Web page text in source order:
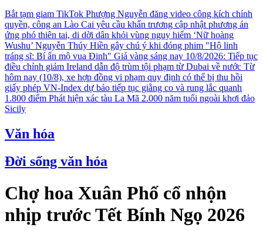
Bắt tạm giam TikTok Phượng Nguyễn đăng video công kích chính
quyền, công an Lào Cai yêu cầu khẩn trương cập nhật phương án
ứng phó thiên tai, di dời dân khỏi vùng nguy hiểm ‘Nữ hoàng
Wushu’ Nguyễn Thúy Hiền gây chú ý khi đóng phim "Hộ linh
tráng sĩ: Bí ẩn mộ vua Đinh" Giá vàng sáng nay 10/8/2026: Tiếp tục
điều chỉnh giảm Ireland dẫn độ trùm tội phạm từ Dubai về nước Từ
hôm nay (10/8), xe hợp đồng vi phạm quy định có thể bị thu hồi
giấy phép VN-Index dự báo tiếp tục giằng co và rung lắc quanh
1.800 điểm Phát hiện xác tàu La Mã 2.000 năm tuổi ngoài khơi đảo
Sicily
Văn hóa
Đời sống văn hóa
Chợ hoa Xuân Phố cổ nhộn
nhịp trước Tết Bính Ngọ 2026